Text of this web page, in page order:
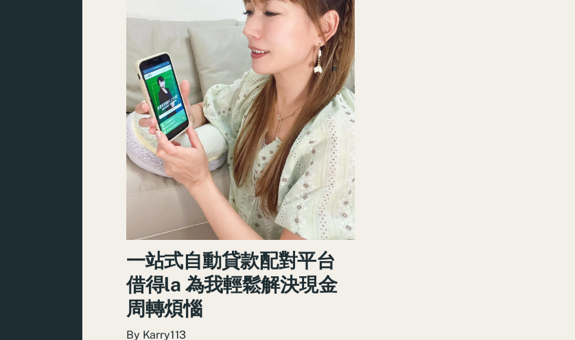
一站式自動貸款配對平台
借得la 為我輕鬆解決現金
周轉煩惱
By Karry113